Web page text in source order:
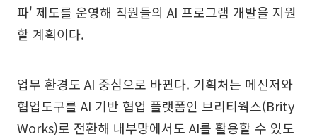
파' 제도를 운영해 직원들의 AI 프로그램 개발을 지원
할 계획이다.
업무 환경도 AI 중심으로 바뀐다. 기획처는 메신저와
협업도구를 AI 기반 협업 플랫폼인 브리티웍스(Brity
Works)로 전환해 내부망에서도 AI를 활용할 수 있도